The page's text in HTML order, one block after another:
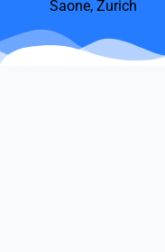
Saone, Zurich